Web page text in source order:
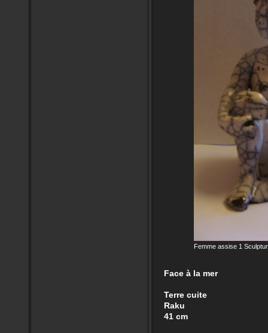
Femme assise 1
Face à la mer
Terre cuite
Raku
41 cm